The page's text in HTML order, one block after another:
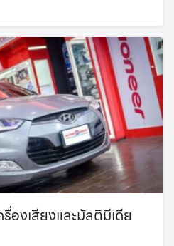
องเสียงและมัลติมีเดีย